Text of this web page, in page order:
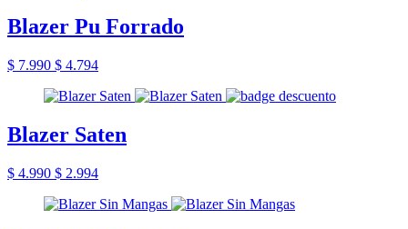
Blazer Pu Forrado
$ 7.990 $ 4.794
Blazer Saten
$ 4.990 $ 2.994